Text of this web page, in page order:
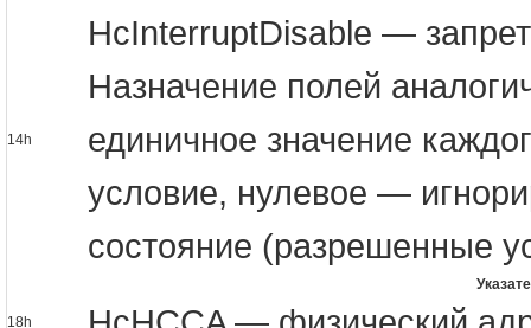
14h
HcInterruptDisable —
Назначение полей
единичное значение
условие, нулевое —
состояние (разрешенные
18h